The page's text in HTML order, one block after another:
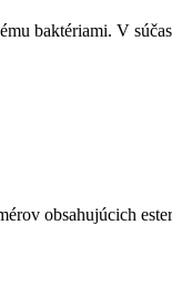
baktériami. V
obsahujúcich